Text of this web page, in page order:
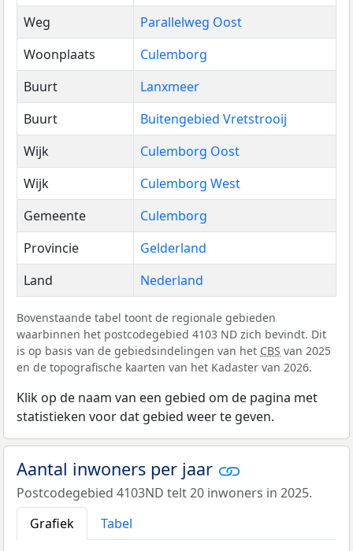
Weg
Parallelweg Oost
Woonplaats
Culemborg
Buurt
Lanxmeer
Buurt
Buitengebied Vretstrooij
Wijk
Culemborg Oost
Wijk
Culemborg West
Gemeente
Culemborg
Provincie
Gelderland
Land
Nederland
Bovenstaande tabel toont de regionale gebieden
waarbinnen het postcodegebied 4103 ND zich bevindt. Dit
is op basis van de gebiedsindelingen van het CBS van 2025
en de topografische kaarten van het Kadaster van 2026.
Klik op de naam van een gebied om de pagina met
statistieken voor dat gebied weer te geven.
Aantal inwoners per jaar
Postcodegebied 4103ND telt 20 inwoners in 2025.
Grafiek
Tabel